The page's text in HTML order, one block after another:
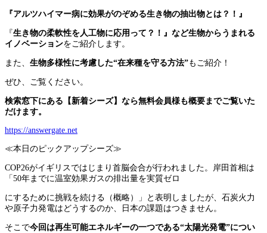
『アルツハイマー病に効果がのぞめる生き物の抽出物とは？！』
『生き物の柔軟性を人工物に応用って？！』など生物からうまれる
イノベーションをご紹介します。
また、 生物多様性に考慮した“在来種を守る方法”もご紹介！
ぜひ、ご覧ください。
検索窓下にある【新着シーズ】なら無料会員様も概要までご覧いた
だけます。
https://answergate.net
≪本日のピックアップシーズ≫
COP26がイギリスではじまり首脳会合が行われました。岸田首相は
「50年までに温室効果ガスの排出量を実質ゼロ
にするために挑戦を続ける（概略）」と表明しましたが、石炭火力
や原子力発電はどうするのか、日本の課題はつきません。
そこで今回は再生可能エネルギーの一つである“太陽光発電”につい